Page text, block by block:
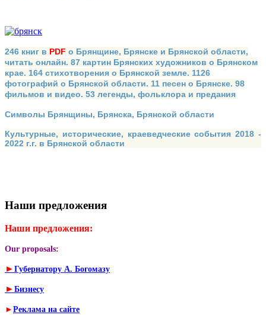
246 книг в PDF о Брянщине, Брянске и Брянской области,
читать онлайн. 87 картин Брянских художников о Брянском
крае. 164 стихотворения о Брянской земле. 1126
фотографий о Брянской области. 11 песен о Брянске. 98
фильмов и видео. 53 легенды, фольклора и предания
Символы Брянщины, Брянска, Брянской области
Культурные, исторические, краеведческие события 2018 -
2022 г.г. в Брянской области
Наши предложения
Наши предложения:
Our proposals:
► Губернатору А. Богомазу
► Бизнесу
► Реклама на сайте